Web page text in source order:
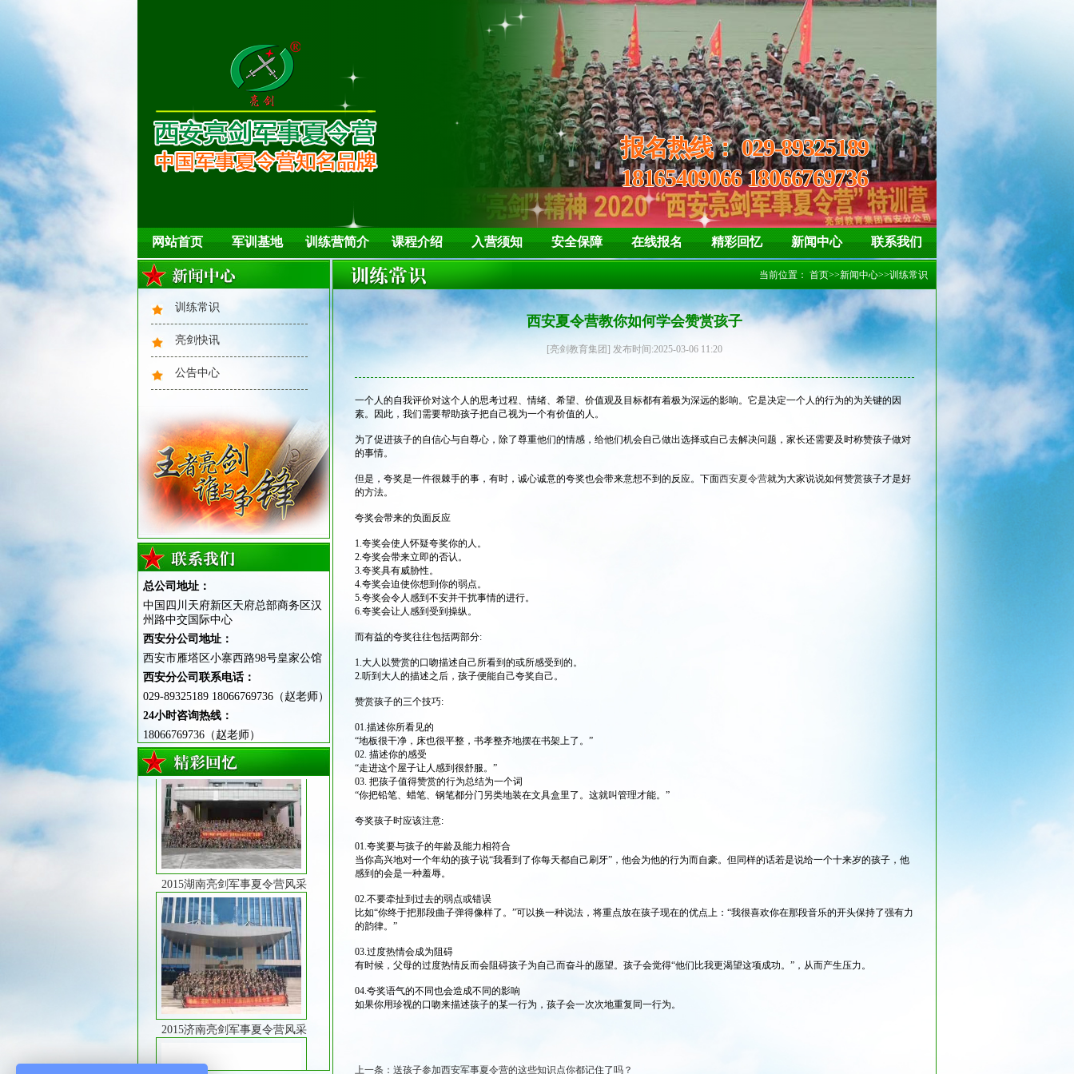
培养孩子“亮剑”精神
学会自信、坚强 懂得惜福、感恩
报名热线：029-89325189
18165409066 18066769736
网站首页 军训基地 训练营简介 课程介绍 入营须知 安全保障 在线报名 精彩回忆 新闻中心 联系我们
训练常识
亮剑快讯
公告中心
总公司地址：
中国四川天府新区天府总部商务区汉
州路中交国际中心
西安分公司地址：
西安市雁塔区小寨西路98号皇家公馆
西安分公司联系电话：
029-89325189 18066769736（赵老师）
24小时咨询热线：
18066769736（赵老师）
危机训练，自救与互救
2015重庆亮剑军事夏令营风采
2015湖南亮剑军事夏令营风采
2015济南亮剑军事夏令营风采
当前位置： 首页>>新闻中心>>训练常识
西安夏令营教你如何学会赞赏孩子
[亮剑教育集团] 发布时间:2025-03-06 11:20
一个人的自我评价对这个人的思考过程、情绪、希望、价值观及目标都有着极为深远的影响。它是决定一个人的行为的为关键的因
素。因此，我们需要帮助孩子把自己视为一个有价值的人。
为了促进孩子的自信心与自尊心，除了尊重他们的情感，给他们机会自己做出选择或自己去解决问题，家长还需要及时称赞孩子做对
的事情。
但是，夸奖是一件很棘手的事，有时，诚心诚意的夸奖也会带来意想不到的反应。下面西安夏令营就为大家说说如何赞赏孩子才是好
的方法。
夸奖会带来的负面反应
1.夸奖会使人怀疑夸奖你的人。
2.夸奖会带来立即的否认。
3.夸奖具有威胁性。
4.夸奖会迫使你想到你的弱点。
5.夸奖会令人感到不安并干扰事情的进行。
6.夸奖会让人感到受到操纵。
而有益的夸奖往往包括两部分:
1.大人以赞赏的口吻描述自己所看到的或所感受到的。
2.听到大人的描述之后，孩子便能自己夸奖自己。
赞赏孩子的三个技巧:
01.描述你所看见的
“地板很干净，床也很平整，书孝整齐地摆在书架上了。”
02. 描述你的感受
“走进这个屋子让人感到很舒服。”
03. 把孩子值得赞赏的行为总结为一个词
“你把铅笔、蜡笔、钢笔都分门另类地装在文具盒里了。这就叫管理才能。”
夸奖孩子时应该注意:
01.夸奖要与孩子的年龄及能力相符合
当你高兴地对一个年幼的孩子说“我看到了你每天都自己刷牙”，他会为他的行为而自豪。但同样的话若是说给一个十来岁的孩子，他
感到的会是一种羞辱。
02.不要牵扯到过去的弱点或错误
比如“你终于把那段曲子弹得像样了。”可以换一种说法，将重点放在孩子现在的优点上：“我很喜欢你在那段音乐的开头保持了强有力
的韵律。”
03.过度热情会成为阻碍
有时候，父母的过度热情反而会阻碍孩子为自己而奋斗的愿望。孩子会觉得“他们比我更渴望这项成功。”，从而产生压力。
04.夸奖语气的不同也会造成不同的影响
如果你用珍视的口吻来描述孩子的某一行为，孩子会一次次地重复同一行为。
上一条： 送孩子参加西安军事夏令营的这些知识点你都记住了吗？